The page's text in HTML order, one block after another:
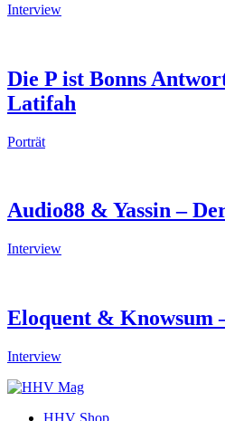
Interview
Die P ist Bonns
Latifah
Porträt
Audio88 & Yassin –
Interview
Eloquent & Knowsum
Interview